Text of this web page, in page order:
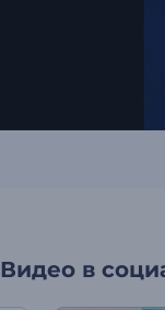
Видео в